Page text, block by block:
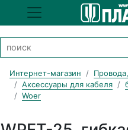
Интернет-магазин
Аксессуары для кабеля
Woer